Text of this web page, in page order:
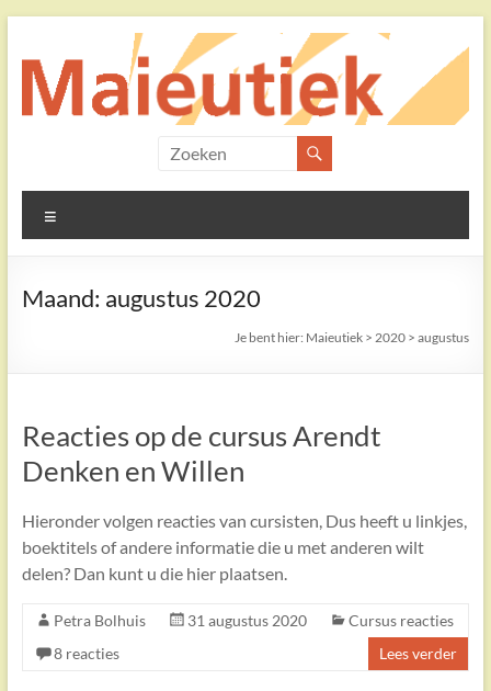
inhoud
Maieutiek
Filosofische
Praktijk
Maand: augustus 2020
Je bent hier: Maieutiek > 2020 >augustus
Reacties op de cursus Arendt
Denken en Willen
Hieronder volgen reacties van cursisten, Dus heeft u linkjes,
boektitels of andere informatie die u met anderen wilt
delen? Dan kunt u die hier plaatsen.
Petra Bolhuis 31 augustus 2020
Cursus reacties
8 reacties
Lees verder